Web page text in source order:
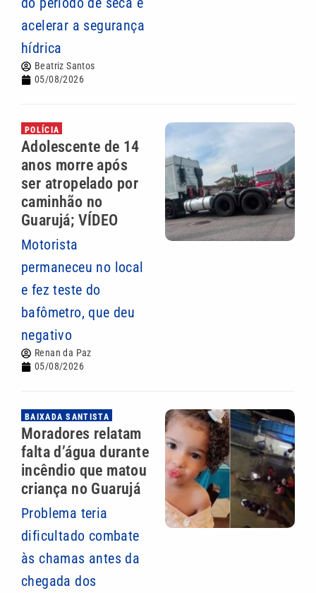
acelerar a segurança
hídrica
Beatriz Santos
05/08/2026
POLÍCIA
Adolescente de 14
anos morre após
ser atropelado por
caminhão no
Guarujá; VÍDEO
Motorista
permaneceu no local
e fez teste do
bafômetro, que deu
negativo
Renan da Paz
05/08/2026
BAIXADA SANTISTA
Moradores relatam
falta d’água durante
incêndio que matou
criança no Guarujá
Problema teria
dificultado combate
às chamas antes da
chegada dos